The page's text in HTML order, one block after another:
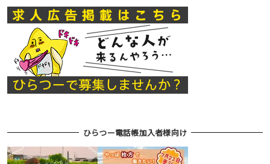
ひらつー電話帳加入者様向け